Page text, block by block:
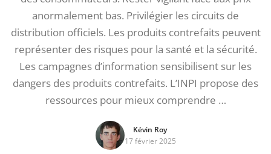
anormalement bas. Privilégier les circuits de
distribution officiels. Les produits contrefaits peuvent
représenter des risques pour la santé et la sécurité.
Les campagnes d’information sensibilisent sur les
dangers des produits contrefaits. L’INPI propose des
ressources pour mieux comprendre …
Kévin Roy
17 février 2025